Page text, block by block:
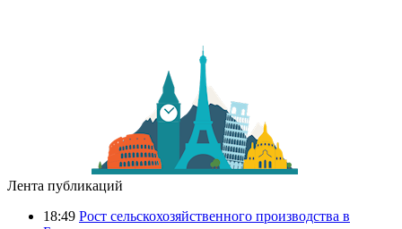
Лента публикаций
18:49 Рост сельскохозяйственного производства в